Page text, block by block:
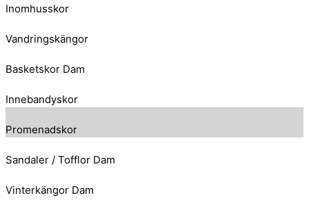
Inomhusskor
Vandringskängor
Basketskor Dam
Innebandyskor
Promenadskor
Sandaler / Tofflor Dam
Vinterkängor Dam